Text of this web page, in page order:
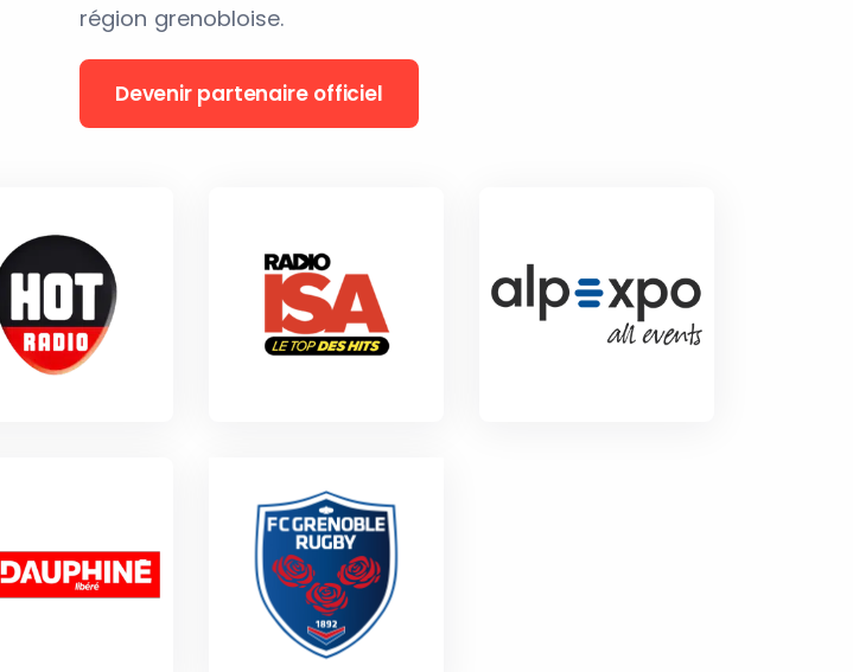
région grenobloise.
Devenir partenaire officiel